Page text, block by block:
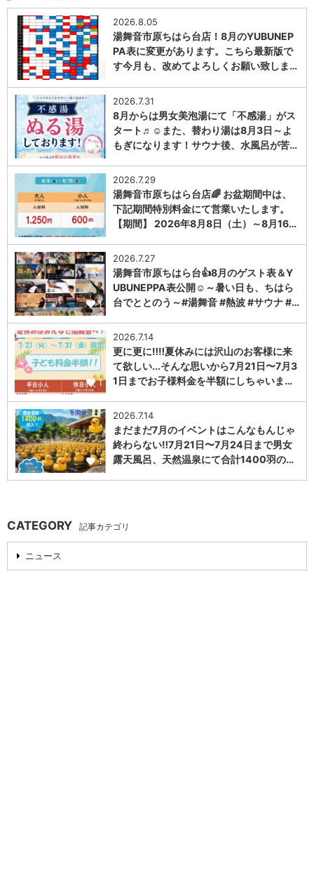
1
2026.8.05
湯舞音市原ちはら台店！8月のYUBUNEP
PA表に変更があります。こちら最新版で
す今月も、改めてよろしくお願い致しま…
1
2026.7.31
8月からは男女美泡湯にて「不感湯」がス
タート♬☺また、替わり湯は8月3日～よ
もぎになります！サウナ後、水風呂が苦…
1
2026.7.29
湯舞音市原ちはら台店🌈 お盆期間中は、
下記期間特別料金にて営業いたします。
【期間】 2026年8月8日（土）～8月16…
1
2026.7.27
湯舞音市原ちはら台👍8月のゲスト表＆Y
UBUNEPPA表公開☺～暑い日も、ちはら
台でととのう～#湯舞音 #熱波 #サウナ #…
1
2026.7.14
更に更に‼️‼️夏休みには沢山のお客様に来
て欲しい...そんな思いから7月21日〜7月3
1日までお子様料金を半額にしちゃいま…
1
2026.7.14
まだまだ7月のイベントはこんなもんじゃ
終わらない‼️7月21日〜7月24日まで男女
露天風呂、天然温泉にて合計1400羽の…
CATEGORY 記事カテゴリ
ニュース